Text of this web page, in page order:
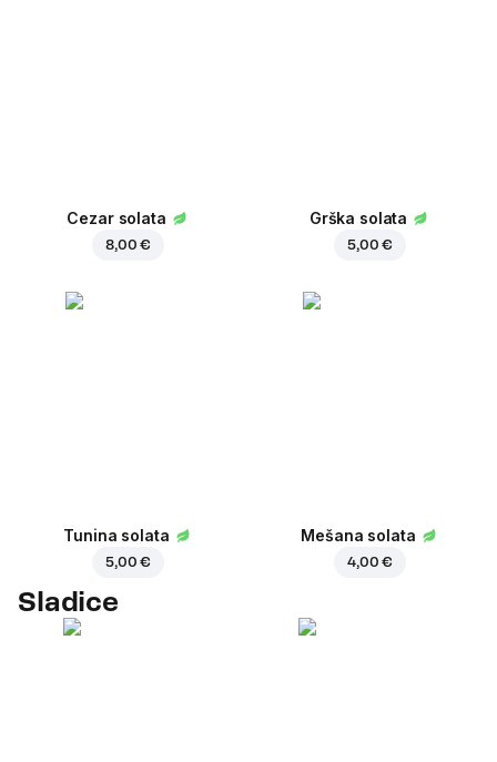
Cezar solata
8,00 €
Grška solata
5,00 €
Tunina solata
5,00 €
Mešana solata
4,00 €
Sladice